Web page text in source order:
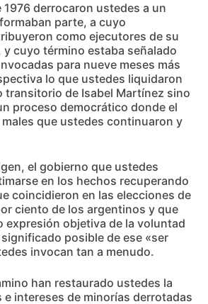
1976 derrocaron ustedes a un
parte, a cuyo
como ejecutores de su
cuyo término estaba señalado
para nueve meses más
lo que ustedes liquidaron
transitorio de Isabel Martínez sino
proceso democrático donde el
que ustedes continuaron y
el gobierno que ustedes
en los hechos recuperando
coincidieron en las elecciones de
ciento de los argentinos y que
expresión objetiva de la voluntad
posible de ese «ser
invocan tan a menudo.
han restaurado ustedes la
e intereses de minorías derrotadas